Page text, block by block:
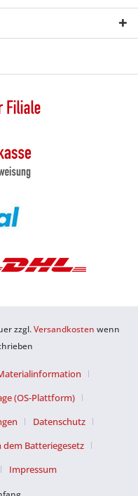
zzgl.Versandkosten wenn
(OS-Plattform)
Datenschutz
dem Batteriegesetz
Impressum